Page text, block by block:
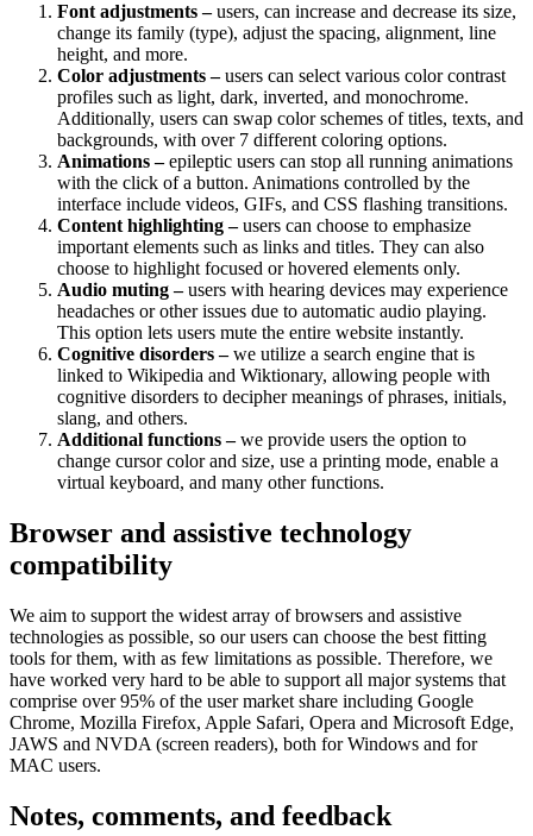
Font adjustments –users, can increase and decrease its size,
change its family (type), adjust the spacing, alignment, line
height, and more.
Color adjustments –users can select various color contrast
profiles such as light, dark, inverted, and monochrome.
Additionally, users can swap color schemes of titles, texts, and
backgrounds, with over 7 different coloring options.
Animations –epileptic users can stop all running animations
with the click of a button. Animations controlled by the
interface include videos, GIFs, and CSS flashing transitions.
Content highlighting –users can choose to emphasize
important elements such as links and titles. They can also
choose to highlight focused or hovered elements only.
Audio muting –users with hearing devices may experience
headaches or other issues due to automatic audio playing.
This option lets users mute the entire website instantly.
Cognitive disorders –we utilize a search engine that is
linked to Wikipedia and Wiktionary, allowing people with
cognitive disorders to decipher meanings of phrases, initials,
slang, and others.
Additional functions –we provide users the option to
change cursor color and size, use a printing mode, enable a
virtual keyboard, and many other functions.
Browser and assistive technology
compatibility
We aim to support the widest array of browsers and assistive
technologies as possible, so our users can choose the best fitting
tools for them, with as few limitations as possible. Therefore, we
have worked very hard to be able to support all major systems that
comprise over 95% of the user market share including Google
Chrome, Mozilla Firefox, Apple Safari, Opera and Microsoft Edge,
JAWS and NVDA (screen readers), both for Windows and for
MAC users.
Notes, comments, and feedback